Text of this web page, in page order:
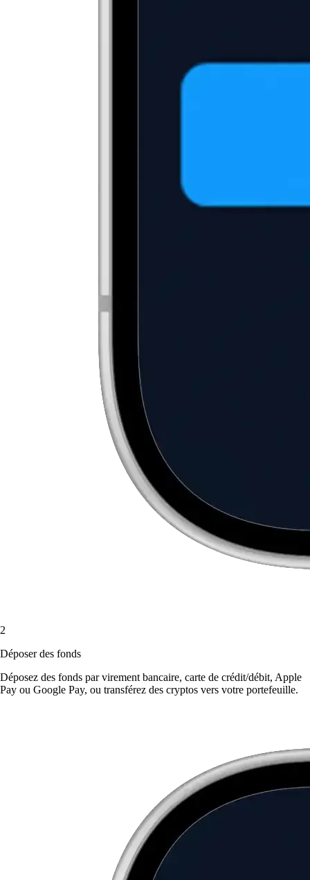
2
Déposer des fonds
Déposez des fonds par virement bancaire, carte de crédit/débit, Apple
Pay ou Google Pay, ou transférez des cryptos vers votre portefeuille.